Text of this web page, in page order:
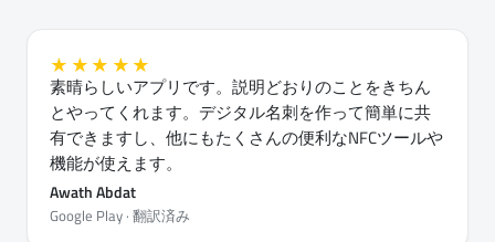
★★★★★
素晴らしいアプリです。説明どおりのことをきちん
とやってくれます。デジタル名刺を作って簡単に共
有できますし、他にもたくさんの便利なNFCツールや
機能が使えます。
Awath Abdat
Google Play · 翻訳済み